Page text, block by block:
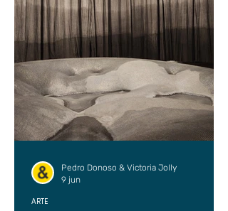
ARTE
Pedro Donoso & Victoria Jolly
9 jun